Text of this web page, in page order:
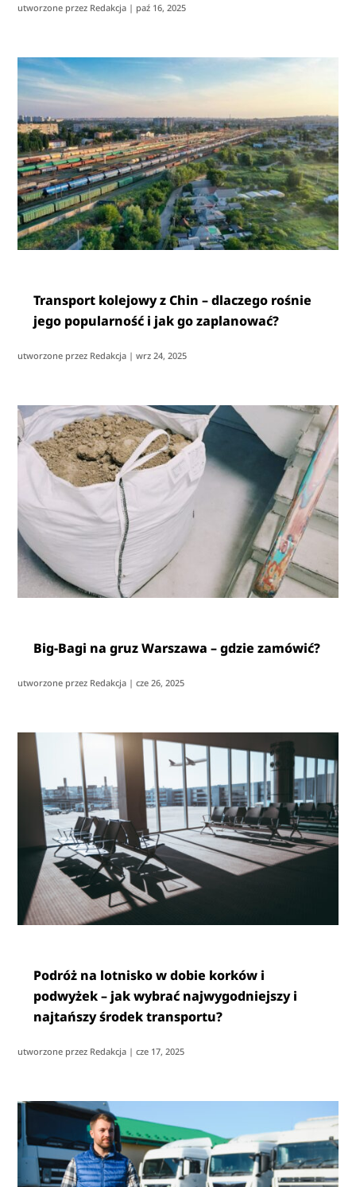
utworzone przez Redakcja | paź 16, 2025
Transport kolejowy z Chin – dlaczego rośnie
jego popularność i jak go zaplanować?
utworzone przez Redakcja |wrz 24, 2025
Big-Bagi na gruz Warszawa – gdzie zamówić?
utworzone przez Redakcja |cze 26, 2025
Podróż na lotnisko w dobie korków i
podwyżek – jak wybrać najwygodniejszy i
najtańszy środek transportu?
utworzone przez Redakcja |cze 17, 2025